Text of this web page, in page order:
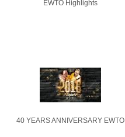
EWTO Highlights
40 YEARS ANNIVERSARY EWTO